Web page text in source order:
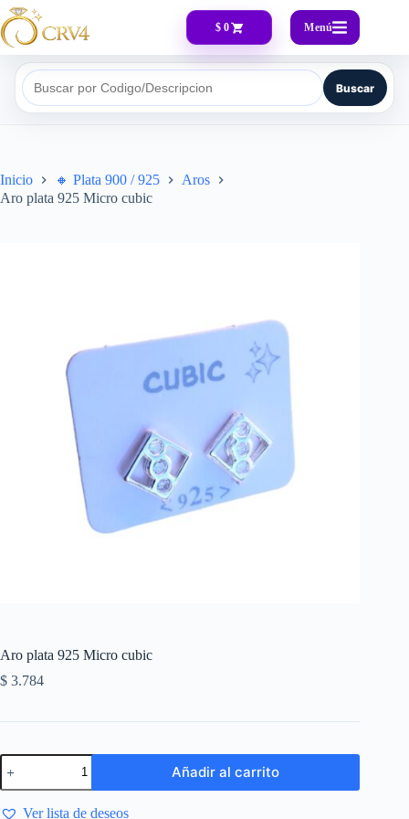
$ 0 Menú
Buscar por Codigo/Descripcion Buscar
Inicio 🔸​ Plata 900 / 925
Aros
Aro plata 925 Micro cubic
Aro plata 925 Micro cubic
$ 3.784
Añadir al carrito
Ver lista de deseos